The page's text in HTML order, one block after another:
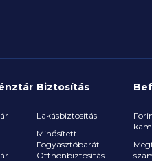
Biztosítás
Lakásbiztosítás
Minősített
Fogyasztóbarát
Otthonbiztosítás